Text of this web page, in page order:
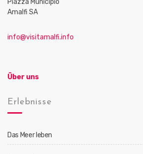
Piazza Municipio
Amalfi SA
info@visitamalfi.info
Über uns
Erlebnisse
Das Meer leben